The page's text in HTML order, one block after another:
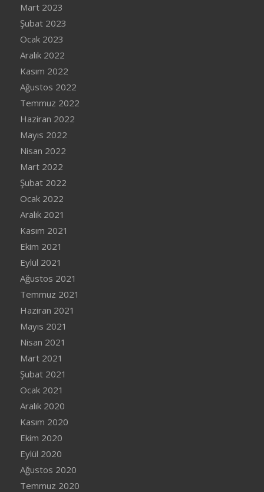
Mart 2023
Şubat 2023
Ocak 2023
Aralık 2022
Kasım 2022
Ağustos 2022
Temmuz 2022
Haziran 2022
Mayıs 2022
Nisan 2022
Mart 2022
Şubat 2022
Ocak 2022
Aralık 2021
Kasım 2021
Ekim 2021
Eylül 2021
Ağustos 2021
Temmuz 2021
Haziran 2021
Mayıs 2021
Nisan 2021
Mart 2021
Şubat 2021
Ocak 2021
Aralık 2020
Kasım 2020
Ekim 2020
Eylül 2020
Ağustos 2020
Temmuz 2020